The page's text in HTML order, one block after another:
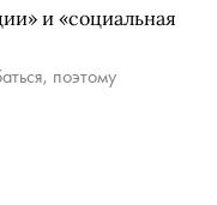
и «социальная
поэтому